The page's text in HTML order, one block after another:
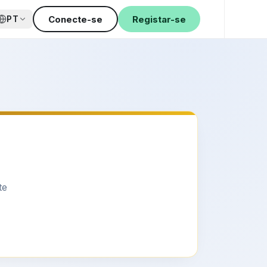
PT Conecte-se Registar-se